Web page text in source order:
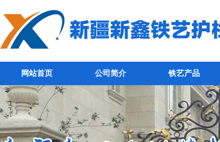
网站首页 公司简介 铁艺产品